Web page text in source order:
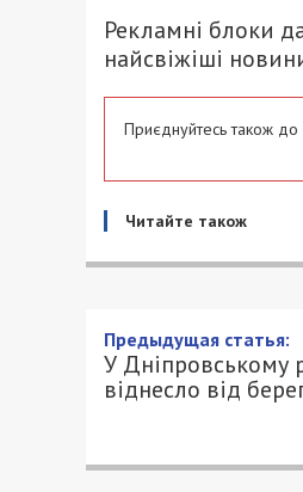
Рекламні блоки
найсвіжіші
Приєднуйтесь також
Читайте також
Предыдущая статья:
У Дніпровському
віднесло від